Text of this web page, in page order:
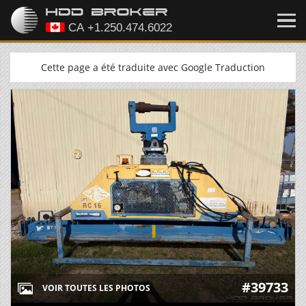
Cette page a été traduite avec Google Traduction
VOIR TOUTES LES PHOTOS #39733